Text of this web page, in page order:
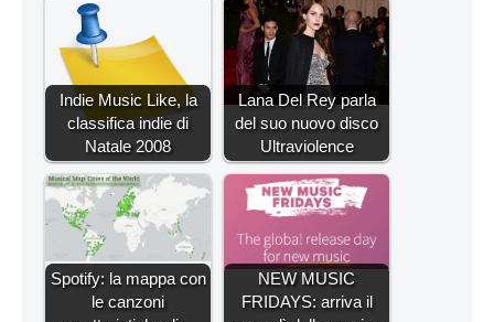
Indie Music Like, la
classifica indie di
Natale 2008
Lana Del Rey parla
del suo nuovo disco
Ultraviolence
Spotify: la mappa con
le canzoni
NEW MUSIC
FRIDAYS: arriva il